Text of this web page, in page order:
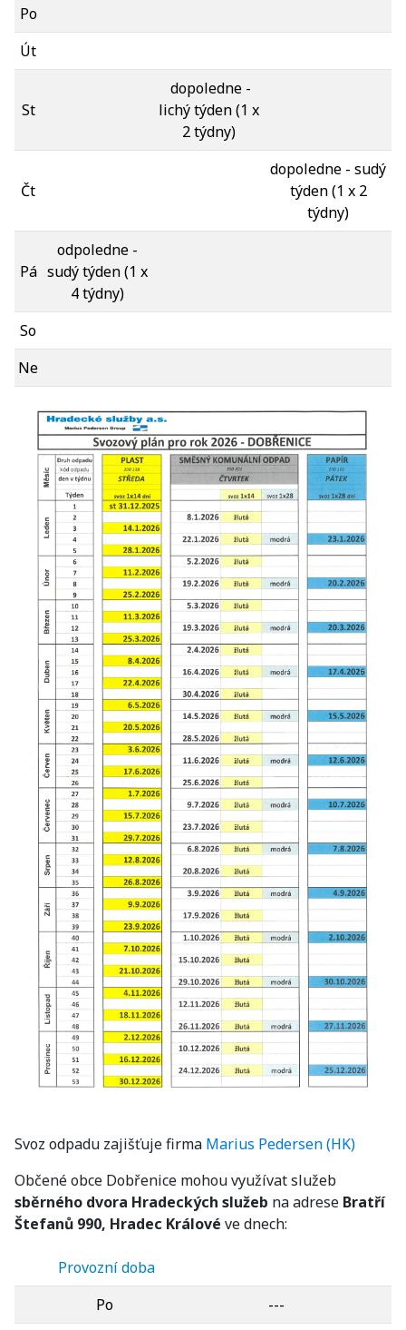
Po
Út
St
dopoledne -
lichý týden(1 x
2 týdny)
Čt
dopoledne - sudý
týden(1 x 2
týdny)
Pá
odpoledne -
sudý týden (1 x
4 týdny)
So
Ne
Svoz odpadu zajišťuje firma Marius Pedersen (HK)
Občené obce Dobřenice mohou využívat služeb
sběrného dvora Hradeckých služeb na adrese Bratří
Štefanů 990, Hradec Králové ve dnech:
Provozní doba
Po
---